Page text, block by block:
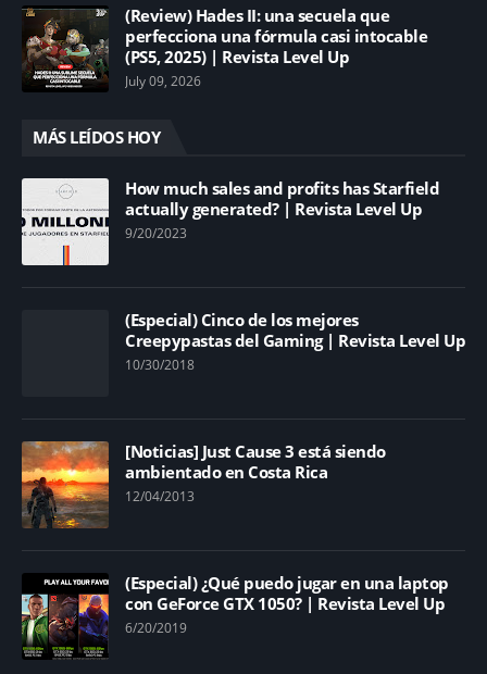
(Review) Hades II: una secuela que
perfecciona una fórmula casi intocable
(PS5, 2025) | Revista Level Up
July 09, 2026
MÁS LEÍDOS HOY
How much sales and profits has Starfield
actually generated? | Revista Level Up
9/20/2023
(Especial) Cinco de los mejores
Creepypastas del Gaming | Revista Level Up
10/30/2018
[Noticias] Just Cause 3 está siendo
ambientado en Costa Rica
12/04/2013
(Especial) ¿Qué puedo jugar en una laptop
con GeForce GTX 1050? | Revista Level Up
6/20/2019